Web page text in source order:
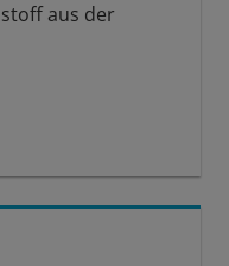
aus der